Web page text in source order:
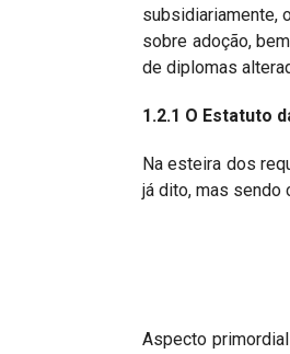
subsidiariamente,
sobre adoção,
de diplomas
1.2.1 O Estatuto
Na esteira dos
já dito, mas sendo
Aspecto